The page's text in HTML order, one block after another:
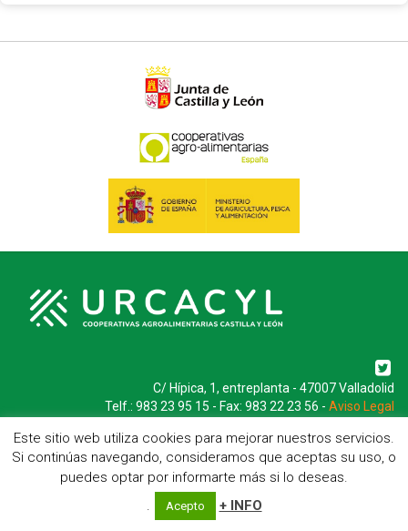
C/ Hípica, 1, entreplanta - 47007 Valladolid
Telf.: 983 23 95 15 - Fax: 983 22 23 56 - Aviso Legal
Este sitio web utiliza cookies para mejorar nuestros servicios.
Si continúas navegando, consideramos que aceptas su uso, o
puedes optar por informarte más si lo deseas.
.
Acepto + INFO